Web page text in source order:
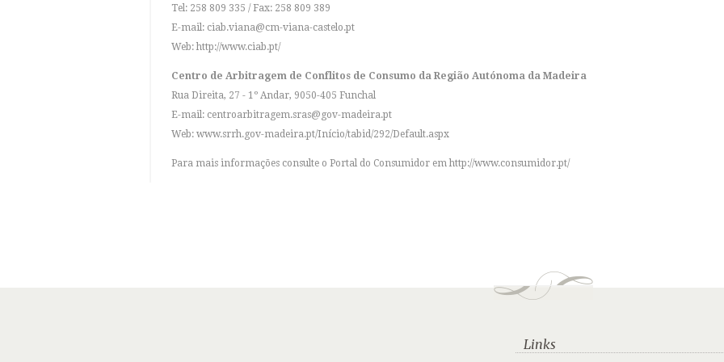
Tel: 258 809 335 / Fax: 258 809 389
E-mail: ciab.viana@cm-viana-castelo.pt
Web: http://www.ciab.pt/
Centro de Arbitragem de Conflitos de Consumo da Região Autónoma da Madeira
Rua Direita, 27 - 1º Andar, 9050-405 Funchal
E-mail: centroarbitragem.sras@gov-madeira.pt
Web: www.srrh.gov-madeira.pt/Início/tabid/292/Default.aspx
Para mais informações consulte o Portal do Consumidor em http://www.consumidor.pt/
Links